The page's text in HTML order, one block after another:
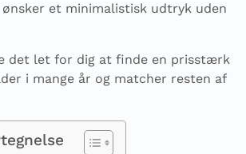
et minimalistisk udtryk uden
det let for dig at finde en prisstærk
i mange år og matcher resten af